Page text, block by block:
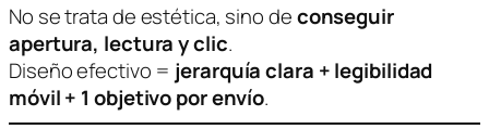
No se trata de estética, sino deconseguir
apertura, lectura y clic.
Diseño efectivo = jerarquía clara + legibilidad
móvil + 1 objetivo por envío.